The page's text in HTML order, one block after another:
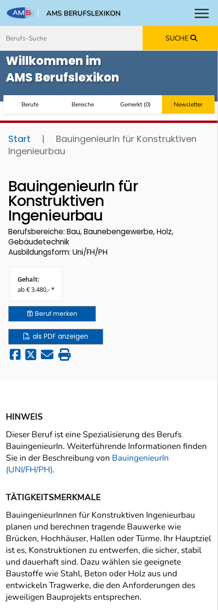
AMS BERUFSLEXIKON
SUCHE
Willkommen im
AMS Berufslexikon
Berufe Bereiche Gemerkt(0) Newsletter
Start |
BauingenieurIn für Konstruktiven
Ingenieurbau
BauingenieurIn für
Konstruktiven
Ingenieurbau
Berufsbereiche: Bau, Baunebengewerbe, Holz,
Gebäudetechnik
Ausbildungsform: Uni/FH/PH
Gehalt:
ab € 3.480,- *
Berufmerken
als PDF anzeigen
HINWEIS
Dieser Beruf ist eine Spezialisierung des Berufs
BauingenieurIn. Weiterführende Informationen finden
Sie in der Beschreibung von BauingenieurIn
(UNI/FH/PH).
TÄTIGKEITSMERKMALE
BauingenieurInnen für Konstruktiven Ingenieurbau
planen und berechnen tragende Bauwerke wie
Brücken, Hochhäuser, Hallen oder Türme. Ihr Hauptziel
ist es, Konstruktionen zu entwerfen, die sicher, stabil
und dauerhaft sind. Dazu wählen sie geeignete
Baustoffe wie Stahl, Beton oder Holz aus und
entwickeln Tragwerke, die den Anforderungen des
jeweiligen Bauprojekts entsprechen.